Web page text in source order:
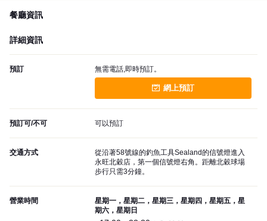
餐廳資訊
詳細資訊
預訂 無需電話,即時預訂。
網上預訂
預訂可/不可 可以預訂
交通方式
從沿著58號線的釣魚工具Sealand的信號燈進入
永旺北穀店，第一個信號燈右角。距離北穀球場
步行只需3分鐘。
營業時間
星期一，星期二，星期三，星期四，星期五，星
期六，星期日